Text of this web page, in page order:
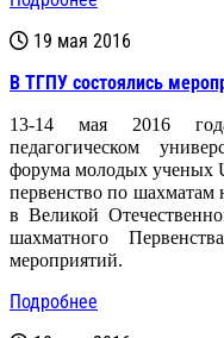
19 мая 2016
В ТГПУ состоялись
13-14 мая 2016
педагогическом
форума молодых ученых
первенство по
в Великой
шахматного
мероприятий.
Подробнее